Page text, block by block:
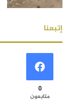
إتبعنا
0
متابعون